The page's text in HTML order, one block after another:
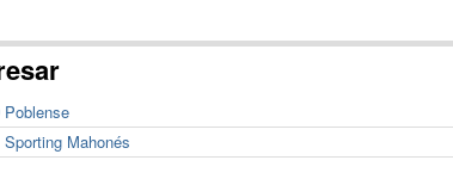
Poblense
Mahonés